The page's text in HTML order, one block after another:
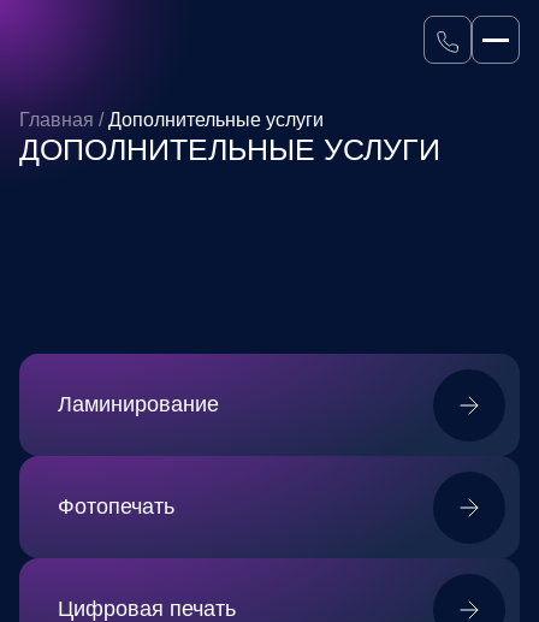
Главная /Дополнительные услуги
ДОПОЛНИТЕЛЬНЫЕ УСЛУГИ
Ламинирование
Фотопечать
Цифровая печать